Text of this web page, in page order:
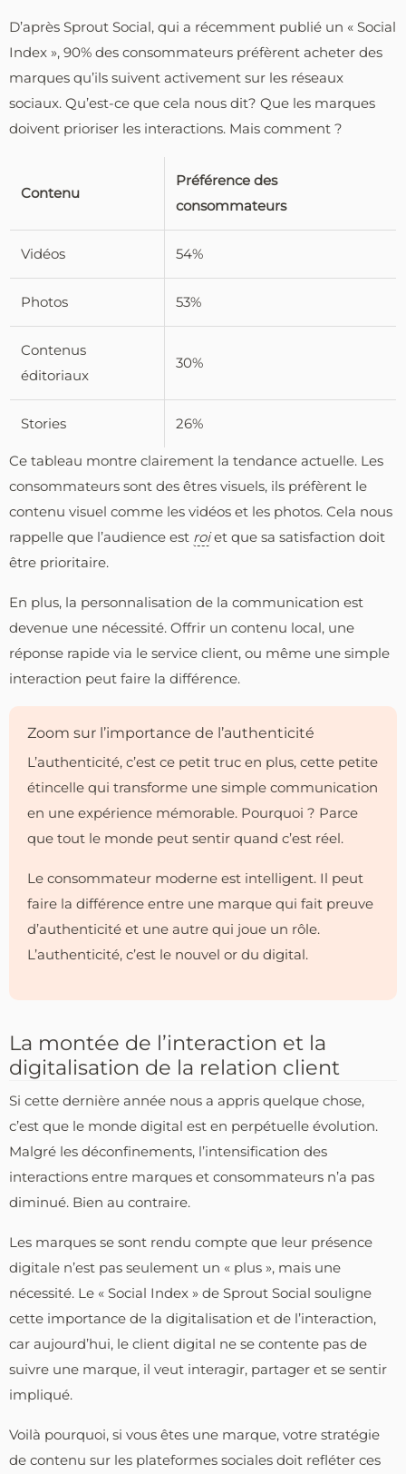
D’après Sprout Social, qui a récemment publié un « Social
Index », 90% des consommateurs préfèrent acheter des
marques qu’ils suivent activement sur les réseaux
sociaux. Qu’est-ce que cela nous dit? Que les marques
doivent prioriser les interactions. Mais comment ?
Contenu
Préférence des
consommateurs
Vidéos 54%
Photos 53%
Contenus
éditoriaux
30%
Stories 26%
Ce tableau montre clairement la tendance actuelle. Les
consommateurs sont des êtres visuels, ils préfèrent le
contenu visuel comme les vidéos et les photos. Cela nous
rappelle que l’audience est roiet que sa satisfaction doit
être prioritaire.
En plus, la personnalisation de la communication est
devenue une nécessité. Offrir un contenu local, une
réponse rapide via le service client, ou même une simple
interaction peut faire la différence.
Zoom sur l’importance de l’authenticité
L’authenticité, c’est ce petit truc en plus, cette petite
étincelle qui transforme une simple communication
en une expérience mémorable. Pourquoi ? Parce
que tout le monde peut sentir quand c’est réel.
Le consommateur moderne est intelligent. Il peut
faire la différence entre une marque qui fait preuve
d’authenticité et une autre qui joue un rôle.
L’authenticité, c’est le nouvel or du digital.
La montée de l’interaction et la
digitalisation de la relation client
Si cette dernière année nous a appris quelque chose,
c’est que le monde digital est en perpétuelle évolution.
Malgré les déconfinements, l’intensification des
interactions entre marques et consommateurs n’a pas
diminué. Bien au contraire.
Les marques se sont rendu compte que leur présence
digitale n’est pas seulement un « plus », mais une
nécessité. Le « Social Index » de Sprout Social souligne
cette importance de la digitalisation et de l’interaction,
car aujourd’hui, le client digital ne se contente pas de
suivre une marque, il veut interagir, partager et se sentir
impliqué.
Voilà pourquoi, si vous êtes une marque, votre stratégie
de contenu sur les plateformes sociales doit refléter ces